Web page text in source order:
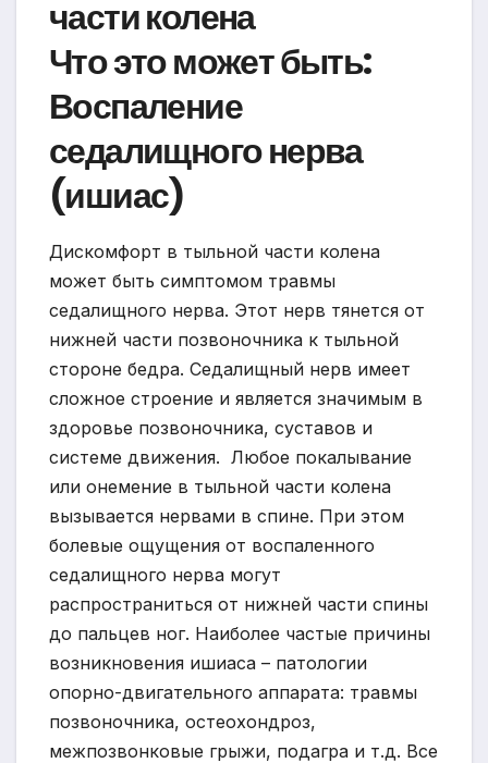
части колена
Что это может быть:
Воспаление
седалищного нерва
(ишиас)
Дискомфорт в тыльной части колена
может быть симптомом травмы
седалищного нерва. Этот нерв тянется от
нижней части позвоночника к тыльной
стороне бедра. Седалищный нерв имеет
сложное строение и является значимым в
здоровье позвоночника, суставов и
системе движения. Любое покалывание
или онемение в тыльной части колена
вызывается нервами в спине. При этом
болевые ощущения от воспаленного
седалищного нерва могут
распространиться от нижней части спины
до пальцев ног. Наиболее частые причины
возникновения ишиаса – патологии
опорно-двигательного аппарата: травмы
позвоночника, остеохондроз,
межпозвонковые грыжи, подагра и т.д. Все